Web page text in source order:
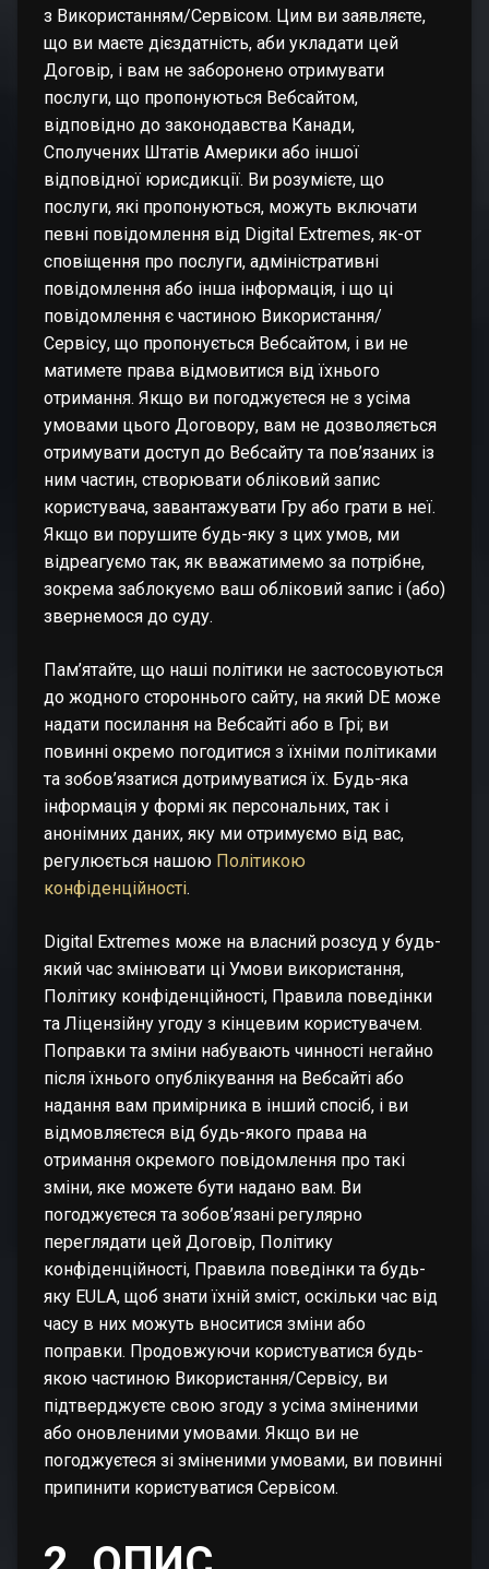
з Використанням/Сервісом. Цим ви заявляєте,
що ви маєте дієздатність, аби укладати цей
Договір, і вам не заборонено отримувати
послуги, що пропонуються Вебсайтом,
відповідно до законодавства Канади,
Сполучених Штатів Америки або іншої
відповідної юрисдикції. Ви розумієте, що
послуги, які пропонуються, можуть включати
певні повідомлення від Digital Extremes, як-от
сповіщення про послуги, адміністративні
повідомлення або інша інформація, і що ці
повідомлення є частиною Використання/
Сервісу, що пропонується Вебсайтом, і ви не
матимете права відмовитися від їхнього
отримання. Якщо ви погоджуєтеся не з усіма
умовами цього Договору, вам не дозволяється
отримувати доступ до Вебсайту та пов’язаних із
ним частин, створювати обліковий запис
користувача, завантажувати Гру або грати в неї.
Якщо ви порушите будь-яку з цих умов, ми
відреагуємо так, як вважатимемо за потрібне,
зокрема заблокуємо ваш обліковий запис і (або)
звернемося до суду.
Пам’ятайте, що наші політики не застосовуються
до жодного стороннього сайту, на який DE може
надати посилання на Вебсайті або в Грі; ви
повинні окремо погодитися з їхніми політиками
та зобов’язатися дотримуватися їх. Будь-яка
інформація у формі як персональних, так і
анонімних даних, яку ми отримуємо від вас,
регулюється нашою Політикою
конфіденційності.
Digital Extremes може на власний розсуд у будь-
який час змінювати ці Умови використання,
Політику конфіденційності, Правила поведінки
та Ліцензійну угоду з кінцевим користувачем.
Поправки та зміни набувають чинності негайно
після їхнього опублікування на Вебсайті або
надання вам примірника в інший спосіб, і ви
відмовляєтеся від будь-якого права на
отримання окремого повідомлення про такі
зміни, яке можете бути надано вам. Ви
погоджуєтеся та зобов’язані регулярно
переглядати цей Договір, Політику
конфіденційності, Правила поведінки та будь-
яку EULA, щоб знати їхній зміст, оскільки час від
часу в них можуть вноситися зміни або
поправки. Продовжуючи користуватися будь-
якою частиною Використання/Сервісу, ви
підтверджуєте свою згоду з усіма зміненими
або оновленими умовами. Якщо ви не
погоджуєтеся зі зміненими умовами, ви повинні
припинити користуватися Сервісом.